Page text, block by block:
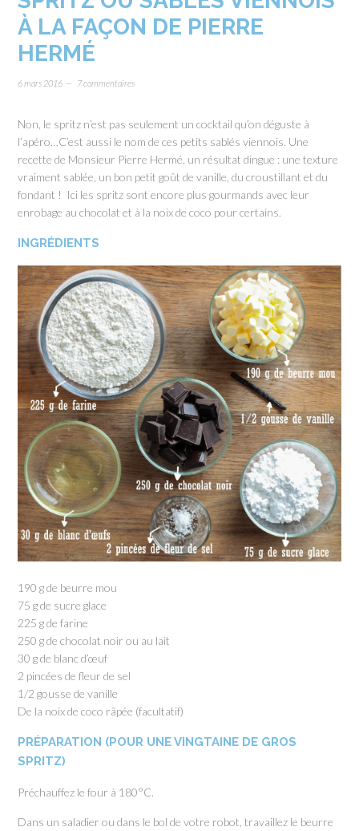
À LA FAÇON DE PIERRE
HERMÉ
6 mars 2016 7 commentaires
Non, le spritz n’est pas seulement un cocktail qu’on déguste à
l’apéro…C’est aussi le nom de ces petits sablés viennois. Une
recette de Monsieur Pierre Hermé, un résultat dingue : une texture
vraiment sablée, un bon petit goût de vanille, du croustillant et du
fondant ! Ici les spritz sont encore plus gourmands avec leur
enrobage au chocolat et à la noix de coco pour certains.
INGRÉDIENTS
190 g de beurre mou
75 g de sucre glace
225 g de farine
250 g de chocolat noir ou au lait
30 g de blanc d’œuf
2 pincées de fleur de sel
1/2 gousse de vanille
De la noix de coco râpée (facultatif)
PRÉPARATION (POUR UNE VINGTAINE DE GROS
SPRITZ)
Préchauffez le four à 180°C.
Dans un saladier ou dans le bol de votre robot, travaillez le beurre